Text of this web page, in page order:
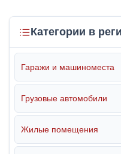
Категории в
Гаражи и машиноместа
Грузовые автомобили
Жилые помещения